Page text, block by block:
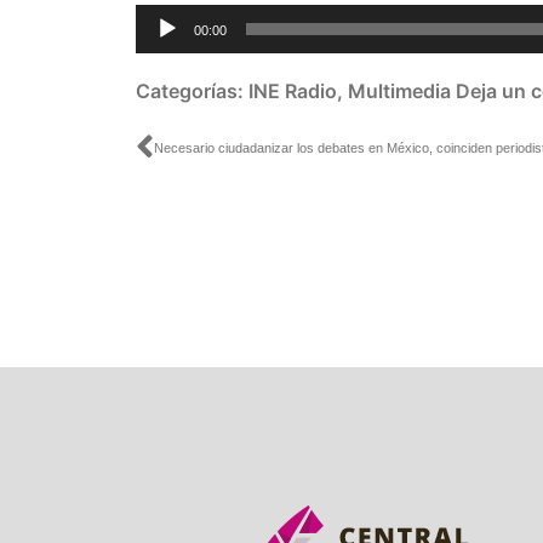
Reproductor
de
audio
00:00
Categorías: INE Radio, Multimedia Deja un
Ant